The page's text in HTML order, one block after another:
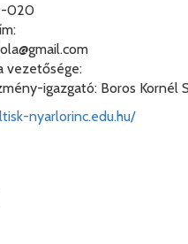
020
vezetősége:
igazgató: Boros Kornél
nyarlorinc.edu.hu/